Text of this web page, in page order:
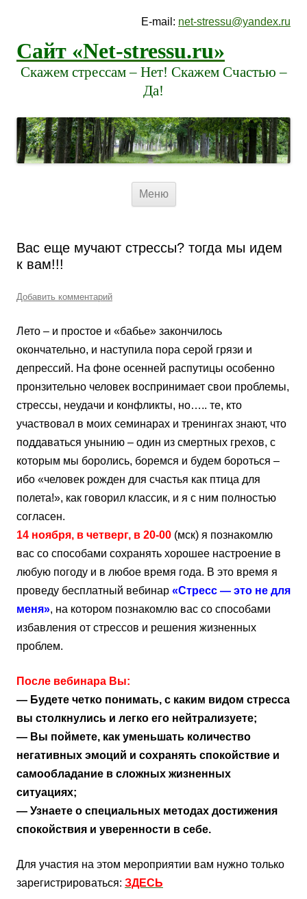
E-mail: net-stressu@yandex.ru
Сайт «Net-stressu.ru»
Скажем стрессам – Нет! Скажем Счастью –
Да!
Меню
Вас еще мучают стрессы? тогда мы идем
к вам!!!
Добавить комментарий
Лето – и простое и «бабье» закончилось
окончательно, и наступила пора серой грязи и
депрессий. На фоне осенней распутицы особенно
пронзительно человек воспринимает свои проблемы,
стрессы, неудачи и конфликты, но….. те, кто
участвовал в моих семинарах и тренингах знают, что
поддаваться унынию – один из смертных грехов, с
которым мы боролись, боремся и будем бороться –
ибо «человек рожден для счастья как птица для
полета!», как говорил классик, и я с ним полностью
согласен.
14 ноября, в четверг, в 20-00 (мск) я познакомлю
вас со способами сохранять хорошее настроение в
любую погоду и в любое время года. В это время я
проведу бесплатный вебинар «Стресс — это не для
меня», на котором познакомлю вас со способами
избавления от стрессов и решения жизненных
проблем.
После вебинара Вы:
— Будете четко понимать, с каким видом стресса
вы столкнулись и легко его нейтрализуете;
— Вы поймете, как уменьшать количество
негативных эмоций и сохранять спокойствие и
самообладание в сложных жизненных
ситуациях;
— Узнаете о специальных методах достижения
спокойствия и уверенности в себе.
Для участия на этом мероприятии вам нужно только
зарегистрироваться: ЗДЕСЬ